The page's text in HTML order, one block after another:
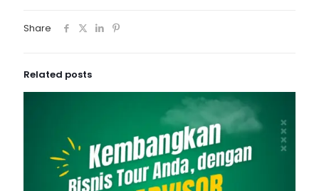
Share
Related posts